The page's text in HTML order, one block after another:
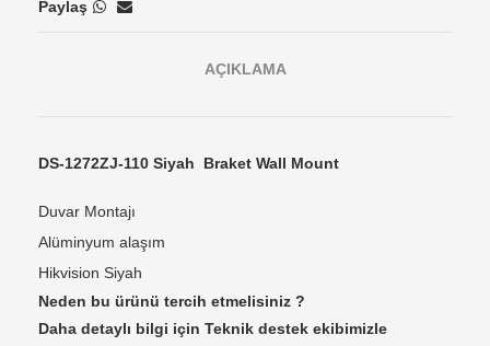
Paylaş
AÇIKLAMA
DS-1272ZJ-110 Siyah Braket Wall Mount
Duvar Montajı
Alüminyum alaşım
Hikvision Siyah
Neden bu ürünü tercih etmelisiniz ?
Daha detaylı bilgi için Teknik destek ekibimizle